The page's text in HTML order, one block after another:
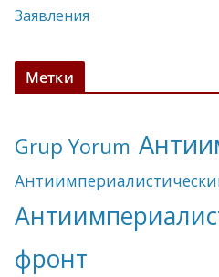
Заявления
Метки
Grup Yorum
фронт